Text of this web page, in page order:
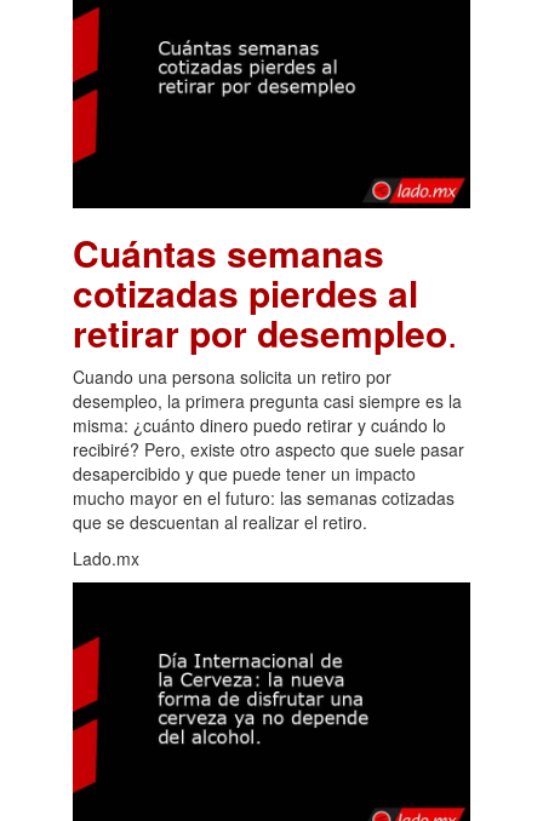
Cuántas semanas
cotizadas pierdes al
retirar por desempleo.
Cuando una persona solicita un retiro por
desempleo, la primera pregunta casi siempre es la
misma: ¿cuánto dinero puedo retirar y cuándo lo
recibiré? Pero, existe otro aspecto que suele pasar
desapercibido y que puede tener un impacto
mucho mayor en el futuro: las semanas cotizadas
que se descuentan al realizar el retiro.
Lado.mx